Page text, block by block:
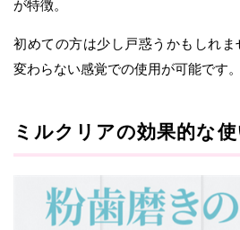
が特徴。
初めての方は少し戸惑うかもしれま
変わらない感覚での使用が可能です。
ミルクリアの効果的な